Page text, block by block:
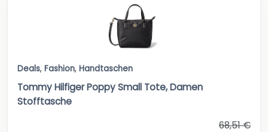
Deals, Fashion, Handtaschen
Tommy Hilfiger Poppy Small Tote, Damen
Stofftasche
68,51 €